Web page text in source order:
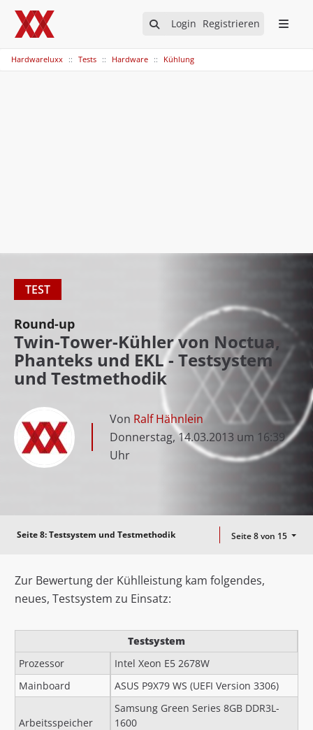
Login Registrieren
Hardwareluxx Tests Hardware Kühlung
TEST
Round-up
Twin-Tower-Kühler von Noctua,
Phanteks und EKL - Testsystem
und Testmethodik
Von Ralf Hähnlein
Donnerstag, 14.03.2013 um 16:39
Uhr
Seite 8:Testsystem und Testmethodik Seite 8 von 15
Zur Bewertung der Kühlleistung kam folgendes,
neues, Testsystem zu Einsatz:
Testsystem
Prozessor
Intel Xeon E5 2678W
Mainboard
ASUS P9X79 WS (UEFI Version 3306)
Arbeitsspeicher
Samsung Green Series 8GB DDR3L-
1600